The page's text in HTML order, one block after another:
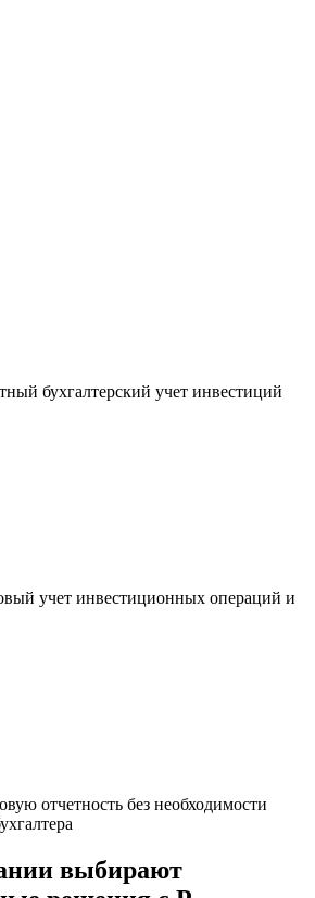
бухгалтерский учет инвестиций
учет инвестиционных операций и
отчетность без необходимости
выбирают